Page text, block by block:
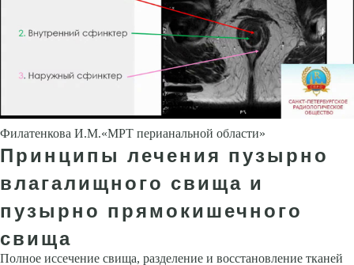
Филатенкова И.М.«МРТ перианальной области»
Принципы лечения пузырно
влагалищного свища и
пузырно прямокишечного
свища
Полное иссечение свища, разделение и восстановление тканей